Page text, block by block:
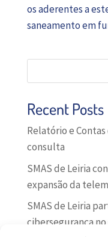
os aderentes a
saneamento em
Recent Posts
Relatório e
consulta
SMAS de Leiria
expansão da
SMAS de Leiria
cibersegurança